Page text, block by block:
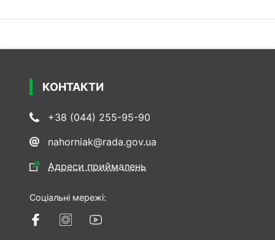
КОНТАКТИ
+38 (044) 255-95-90
nahorniak@rada.gov.ua
Адреси приймалень
Соціальні мережі: